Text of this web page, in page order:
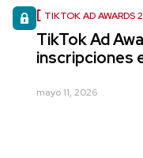
TIKTOK AD AWARDS
TikTok Ad
inscripciones
mayo 11, 2026